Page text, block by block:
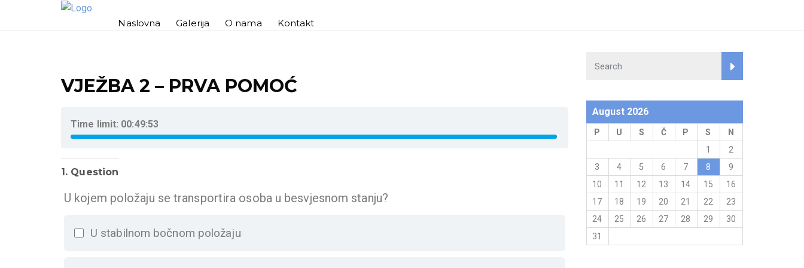
Naslovna Galerija O nama Kontakt
VJEŽBA 2 – PRVA POMOĆ
Time limit: 00:49:53
1. Question
U kojem položaju se transportira osoba u besvjesnom stanju?
U stabilnom bočnom položaju
August 2026
P U S Č P S
N
1
2
3
4 5 6 7 8
9
10
11 12 13 14 15
16
17
18 19 20 21 22
23
24
25 26 27 28 29
30
31